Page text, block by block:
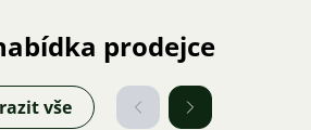
prodejce
vše